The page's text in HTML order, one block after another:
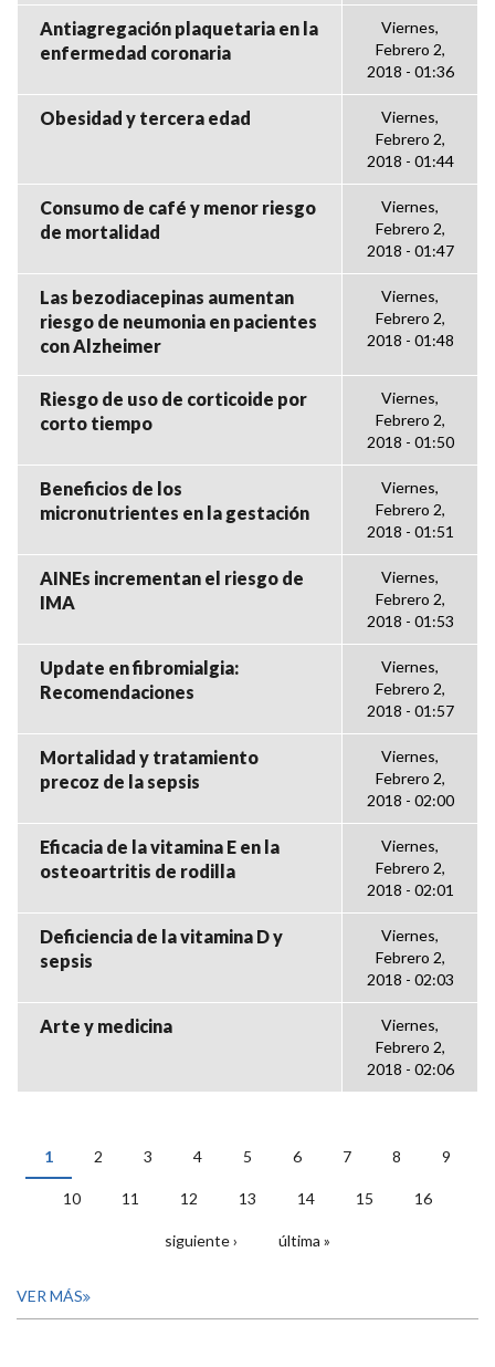
Antiagregación plaquetaria en la
enfermedad coronaria
Viernes,
Febrero 2,
2018 - 01:36
Obesidad y tercera edad
Viernes,
Febrero 2,
2018 - 01:44
Consumo de café y menor riesgo
de mortalidad
Viernes,
Febrero 2,
2018 - 01:47
Las bezodiacepinas aumentan
riesgo de neumonia en pacientes
con Alzheimer
Viernes,
Febrero 2,
2018 - 01:48
Riesgo de uso de corticoide por
corto tiempo
Viernes,
Febrero 2,
2018 - 01:50
Beneficios de los
micronutrientes en la gestación
Viernes,
Febrero 2,
2018 - 01:51
AINEs incrementan el riesgo de
IMA
Viernes,
Febrero 2,
2018 - 01:53
Update en fibromialgia:
Recomendaciones
Viernes,
Febrero 2,
2018 - 01:57
Mortalidad y tratamiento
precoz de la sepsis
Viernes,
Febrero 2,
2018 - 02:00
Eficacia de la vitamina E en la
osteoartritis de rodilla
Viernes,
Febrero 2,
2018 - 02:01
Deficiencia de la vitamina D y
sepsis
Viernes,
Febrero 2,
2018 - 02:03
Arte y medicina
Viernes,
Febrero 2,
2018 - 02:06
PÁGINAS
1 2 3 4 5 6 7 8 9
10 11 12 13 14 15 16
siguiente › última »
VER MÁS